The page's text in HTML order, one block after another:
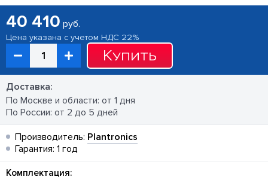
40 410 руб.
Цена указана с учетом НДС 22%
Купить
Доставка:
По Москве и области: от 1 дня
По России: от 2 до 5 дней
Производитель: Plantronics
Гарантия: 1 год
Комплектация: